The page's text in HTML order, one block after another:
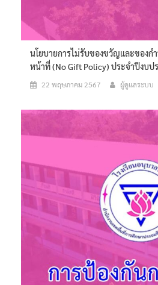
นโยบายการไม่รับของขวัญและของ
หน้าที่ (No Gift Policy) ประจำปีงบ
22 พฤษภาคม 2567 ผู้ดูแลระบบ